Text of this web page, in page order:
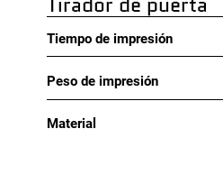
Tiempo de impresión
Peso de impresión
Material